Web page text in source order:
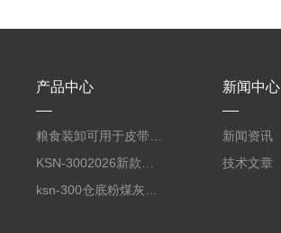
产品中心 新闻中心
新闻资讯
技术文章